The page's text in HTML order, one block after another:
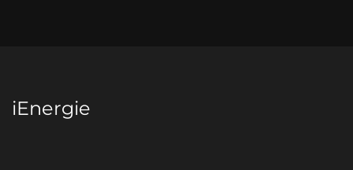
iEnergie